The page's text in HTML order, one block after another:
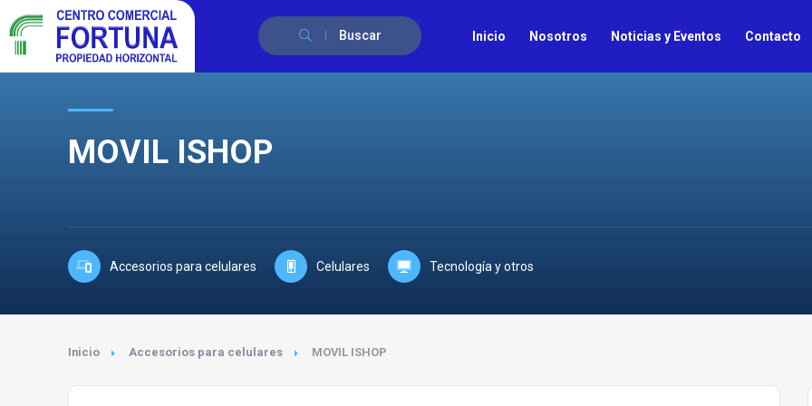
Buscar Inicio Nosotros Noticias y Eventos Contacto
MOVIL ISHOP
Accesorios para celulares Celulares Tecnología y otros
Inicio Accesorios para celulares MOVIL ISHOP